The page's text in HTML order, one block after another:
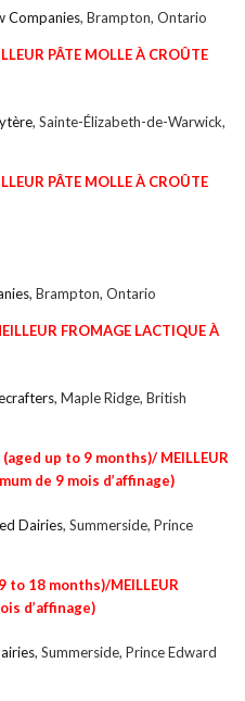
Companies, Brampton, Ontario
PÂTE MOLLE À CROÛTE
, Sainte-Élizabeth-de-Warwick,
PÂTE MOLLE À CROÛTE
, Brampton, Ontario
FROMAGE LACTIQUEÀ
, Maple Ridge, British
(aged up to 9 months)/ MEILLEUR
de 9 mois d’affinage)
Dairies, Summerside, Prince
to 18 months)/MEILLEUR
d’affinage)
, Summerside, Prince Edward